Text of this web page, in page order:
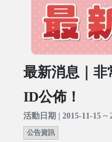
最新消息｜
ID公佈！
活動日期 | 2015-11-15 ~
公告資訊